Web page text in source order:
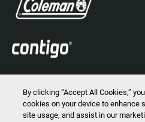
By clicking “Accept All Cookies,”
cookies on your device to enhance
site usage, and assist in our